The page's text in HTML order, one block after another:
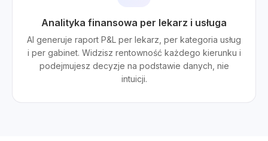
Analityka finansowa per lekarz i usługa
AI generuje raport P&L per lekarz, per kategoria usług
i per gabinet. Widzisz rentowność każdego kierunku i
podejmujesz decyzje na podstawie danych, nie
intuicji.